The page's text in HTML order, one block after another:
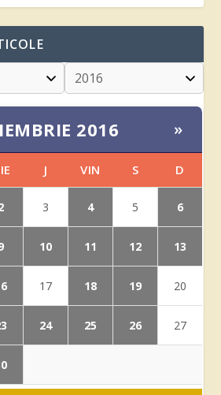
2016 »
J VIN S D
3 4 5 6
10 11 12 13
17 18 19 20
24 25 26 27